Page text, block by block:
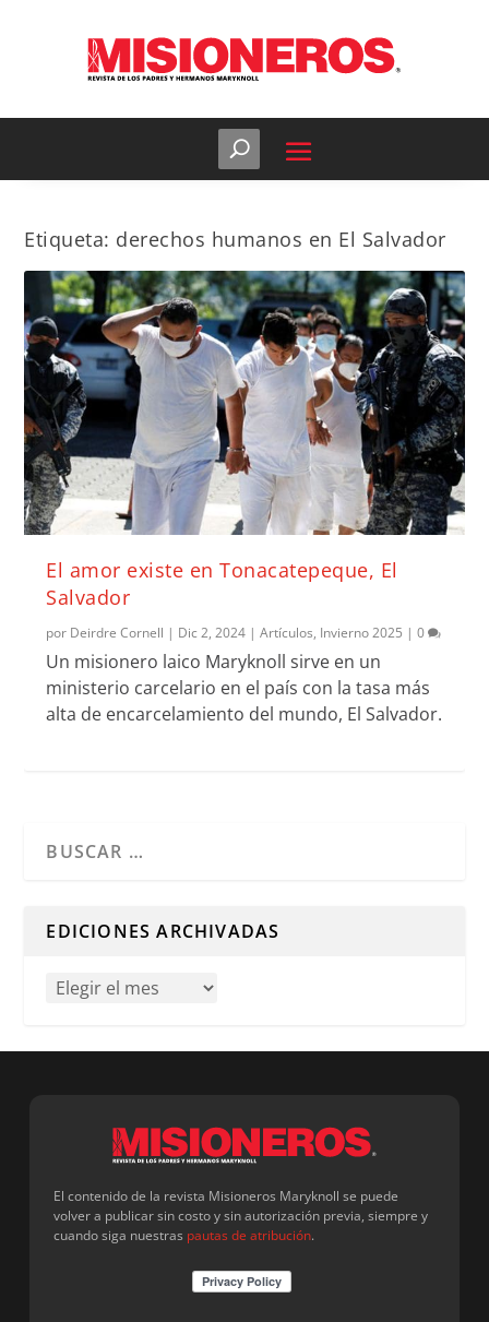
Etiqueta: derechos humanos en El Salvador
El amor existe en Tonacatepeque, El
Salvador
por Deirdre Cornell | Dic 2, 2024 |Artículos, Invierno 2025 |0
Un misionero laico Maryknoll sirve en un
ministerio carcelario en el país con la tasa más
alta de encarcelamiento del mundo, El Salvador.
EDICIONES ARCHIVADAS
El contenido de la revista Misioneros Maryknoll se puede
volver a publicar sin costo y sin autorización previa, siempre y
cuando siga nuestras pautas de atribución.